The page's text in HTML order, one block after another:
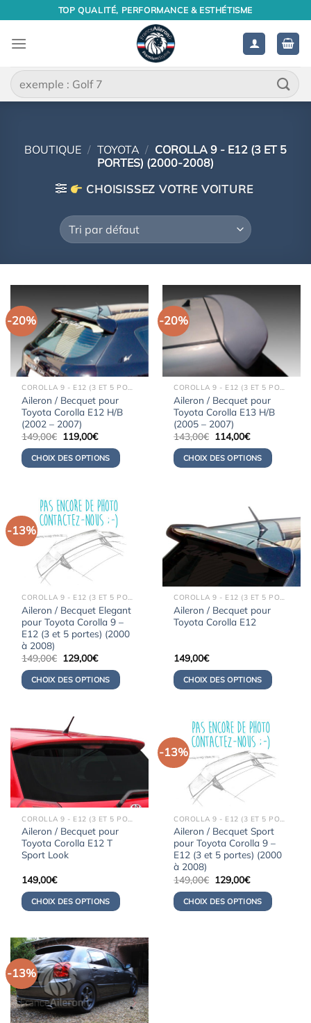
contenu
TOP QUALITÉ, PERFORMANCE & ESTHÉTISME
Recherche
pour :
BOUTIQUE / TOYOTA / COROLLA 9 - E12 (3 ET 5
PORTES) (2000-2008)
CHOISISSEZ VOTRE VOITURE
-20%
COROLLA 9 - E12 (3 ET 5 PORTES) (2000-2008)
Aileron / Becquet pour
Toyota Corolla E12 H/B
(2002 – 2007)
149,00€ Le
initial
était :
149,00€.
119,00€Le
actuel
est :
119,00€.
CHOIX DES OPTIONS
-20%
COROLLA 9 - E12 (3 ET 5 PORTES) (2000-2008)
Aileron / Becquet pour
Toyota Corolla E13 H/B
(2005 – 2007)
143,00€ Le
initial
était :
143,00€.
114,00€Le
actuel
est :
114,00€.
CHOIX DES OPTIONS
-13%
COROLLA 9 - E12 (3 ET 5 PORTES) (2000-2008)
Aileron / Becquet Elegant
pour Toyota Corolla 9 –
E12 (3 et 5 portes) (2000
à 2008)
149,00€ Le
initial
était :
149,00€.
129,00€Le
actuel
est :
129,00€.
CHOIX DES OPTIONS
COROLLA 9 - E12 (3 ET 5 PORTES) (2000-2008)
Aileron / Becquet pour
Toyota Corolla E12
149,00€
CHOIX DES OPTIONS
COROLLA 9 - E12 (3 ET 5 PORTES) (2000-2008)
Aileron / Becquet pour
Toyota Corolla E12 T
Sport Look
149,00€
CHOIX DES OPTIONS
-13%
COROLLA 9 - E12 (3 ET 5 PORTES) (2000-2008)
Aileron / Becquet Sport
pour Toyota Corolla 9 –
E12 (3 et 5 portes) (2000
à 2008)
149,00€ Le
initial
était :
149,00€.
129,00€Le
actuel
est :
129,00€.
CHOIX DES OPTIONS
-13%